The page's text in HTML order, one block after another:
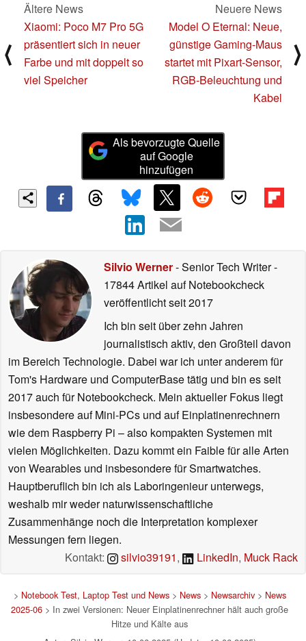
⟨
Ältere News
Xiaomi: Poco M7 Pro 5G
präsentiert sich in neuer
Farbe und mit doppelt so
viel Speicher
Neuere News
Model O Eternal: Neue,
günstige Gaming-Maus
startet mit Pixart-Sensor,
RGB-Beleuchtung und
Kabel
⟩
Als bevorzugte Quelle
auf Google
hinzufügen
Silvio Werner- Senior Tech Writer-
17844 Artikel auf Notebookcheck
veröffentlichtseit 2017
Ich bin seit über zehn Jahren
journalistisch aktiv, den Großteil davon
im Bereich Technologie. Dabei war ich unter anderem für
Tom's Hardware und ComputerBase tätig und bin es seit
2017 auch für Notebookcheck. Mein aktueller Fokus liegt
insbesondere auf Mini-PCs und auf Einplatinenrechnern
wie dem Raspberry Pi – also kompakten Systemen mit
vielen Möglichkeiten. Dazu kommt ein Faible für alle Arten
von Wearables und insbesondere für Smartwatches.
Hauptberuflich bin ich als Laboringenieur unterwegs,
weshalb mir weder naturwissenschaftliche
Zusammenhänge noch die Interpretation komplexer
Messungen fern liegen.
Kontakt:
silvio39191, LinkedIn, Muck Rack
> Notebook Test, Laptop Test und News> News> Newsarchiv> News
2025-06 > In zwei Versionen: Neuer Einplatinenrechner hält auch große
Hitze und Kälte aus